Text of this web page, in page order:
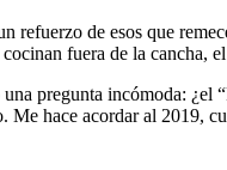
refuerzo de esos que
fuera de la
pregunta incómoda:
hace acordar al 2019,